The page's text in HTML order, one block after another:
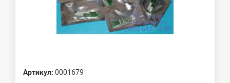
Артикул: 0001679